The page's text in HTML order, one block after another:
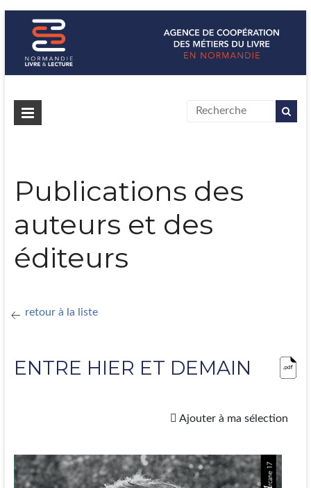
Normandie Livre & Lecture
L'agence de coopération des métiers du livre en Normandie
Publications des
auteurs et des
éditeurs
retour à la liste
ENTRE HIER ET DEMAIN
Ajouter à ma sélection